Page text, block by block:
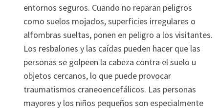
entornos seguros. Cuando no reparan peligros
como suelos mojados, superficies irregulares o
alfombras sueltas, ponen en peligro a los visitantes.
Los resbalones y las caídas pueden hacer que las
personas se golpeen la cabeza contra el suelo u
objetos cercanos, lo que puede provocar
traumatismos craneoencefálicos. Las personas
mayores y los niños pequeños son especialmente